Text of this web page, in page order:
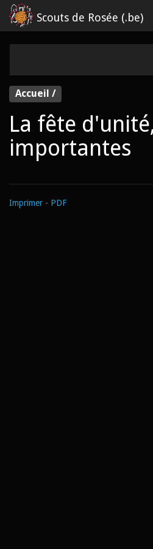
Scouts de Rosée (.be)
Accueil /
La fête
importantes
Imprimer - PDF